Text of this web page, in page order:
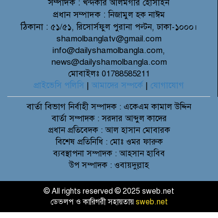
সম্পাদক : খন্দকার আলমগীর হোসাইন
প্রধান সম্পাদক : নিজামুল হক নাঈম
ঠিকানা : ৫১/৫১, রিসোর্সফুল পুরানা পল্টন, ঢাকা-১০০০।
shamolbanglatv@gmail.com
info@dailyshamolbangla.com,
news@dailyshamolbangla.com
মোবাইলঃ 01788585211
প্রাইভেসি পলিসি | আমাদের সম্পর্কে | যোগাযোগ
বার্তা বিভাগনির্বাহী সম্পাদক : একেএম কামাল উদ্দিন
বার্তা সম্পাদক : সরদার আব্দুল কাদের
প্রধান প্রতিবেদক : আল হাসান মোবারক
বিশেষ প্রতিনিধি : মোঃ ওমর ফারুক
ব্যবস্থাপনা সম্পাদক : আহসান হাবিব
উপ সম্পাদক : ওবায়দুল্লাহ
© All rights reserved © 2025 sweb.net
ডেভলপ ও কারিগরী সহায়তায়sweb.net